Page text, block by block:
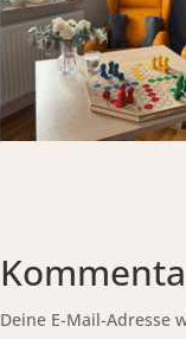
Deine E-Mail-Adresse